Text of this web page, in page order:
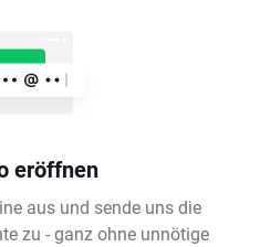
eröffnen
aus und sende uns die
zu - ganz ohne unnötige